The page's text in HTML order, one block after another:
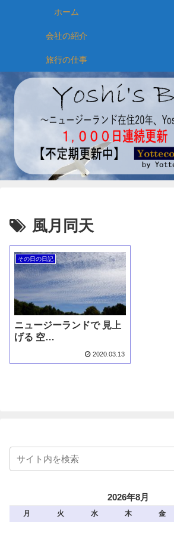
ホーム
会社の紹介
旅行の仕事
風月同天
その日の日記
ニュージーランドで 見上
げる 空…
2020.03.13
2026年8月
月 火 水 木 金